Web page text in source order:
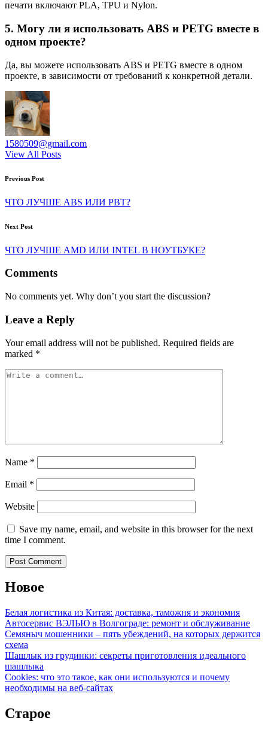
печати включают PLA, TPU и Nylon.
5. Могу ли я использовать ABS и PETG вместе в
одном проекте?
Да, вы можете использовать ABS и PETG вместе в одном
проекте, в зависимости от требований к конкретной детали.
1580509@gmail.com
View All Posts
Post
navigation
Previous Post
ЧТО ЛУЧШЕ ABS ИЛИ PBT?
Next Post
ЧТО ЛУЧШЕ AMD ИЛИ INTEL В НОУТБУКЕ?
Comments
No comments yet. Why don’t you start the discussion?
Leave a Reply
Your email address will not be published. Required fields are
marked *
Name *
Email *
Website
Save my name, email, and website in this browser for the next
time I comment.
Новое
Белая логистика из Китая: доставка, таможня и экономия
Автосервис ВЭЛЬЮ в Волгограде: ремонт и обслуживание
Семяныч мошенники – пять убеждений, на которых держится
схема
Шашлык из грудинки: секреты приготовления идеального
шашлыка
Cookies: что это такое, как они используются и почему
необходимы на веб-сайтах
Старое